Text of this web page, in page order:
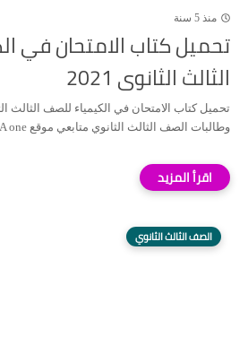
منذ 5 سنة
تحميل كتاب الامتحان في
الثالث الثانوى 2021
وطالبات الصف الثالث الثانوي متابعي موقع A one التعليمي . اليوم نقدم...
الصف الثالث الثانوي